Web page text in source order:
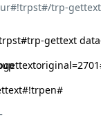
trp-
gettext